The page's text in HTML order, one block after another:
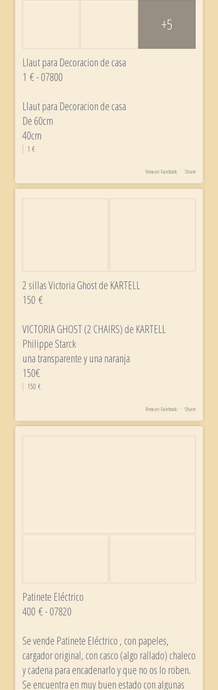
+5
Llaut para Decoracion de casa
1 € - 07800
Llaut para Decoracion de casa
De 60cm
40cm
1 €
View on Facebook · Share
2 sillas Victoria Ghost de KARTELL
150 €
VICTORIA GHOST (2 CHAIRS) de KARTELL
Philippe Starck
una transparente y una naranja
150€
150 €
View on Facebook · Share
Patinete Eléctrico
400 € - 07820
Se vende Patinete Eléctrico , con papeles,
cargador original, con casco (algo rallado) chaleco
y cadena para encadenarlo y que no os lo roben.
Se encuentra en muy buen estado con algunas